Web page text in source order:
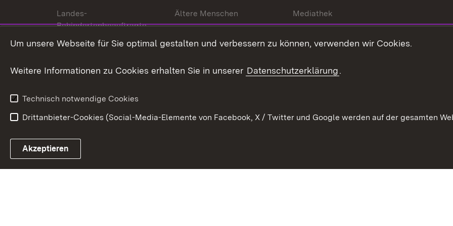
Landes-
Behindertenbeauftragte
Bürgerreferent
Karriere
Ältere Menschen
Behinderungen
Bürgerengagement
Mediathek
Link zum Landesportal
Um unsere Webseite für Sie optimal gestalten und verbessern zu können, verwenden wir Cookies.
Weitere Informationen zu Cookies erhalten Sie in unserer Datenschutzerklärung.
Technisch notwendige Cookies
Drittanbieter-Cookies (Social-Media-Elemente von Facebook, X / Twitter und Google werden auf der gesamten
Akzeptieren